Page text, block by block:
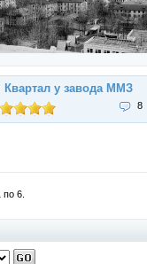
Квартал у завода ММЗ
8
6.